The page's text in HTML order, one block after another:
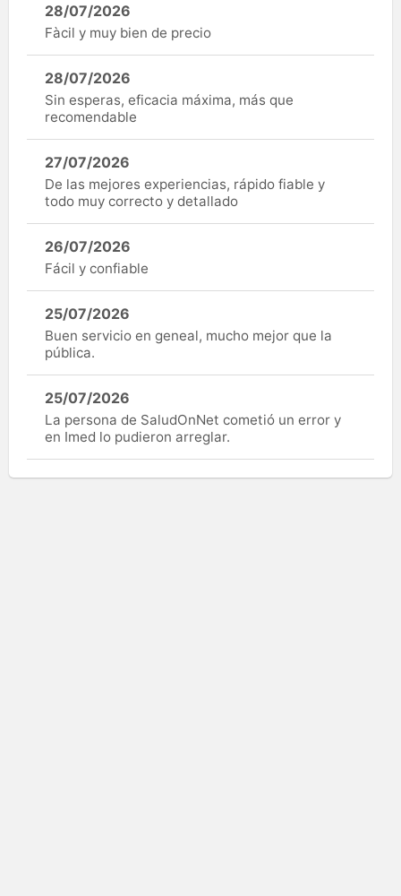
28/07/2026
Fàcil y muy bien de precio
28/07/2026
Sin esperas, eficacia máxima, más que
recomendable
27/07/2026
De las mejores experiencias, rápido fiable y
todo muy correcto y detallado
26/07/2026
Fácil y confiable
25/07/2026
Buen servicio en geneal, mucho mejor que la
pública.
25/07/2026
La persona de SaludOnNet cometió un error y
en Imed lo pudieron arreglar.